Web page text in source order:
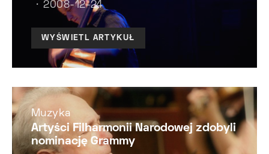
2008-12-24
WYŚWIETL ARTYKUŁ
Muzyka
Artyści Filharmonii Narodowej zdobyli
nominację Grammy